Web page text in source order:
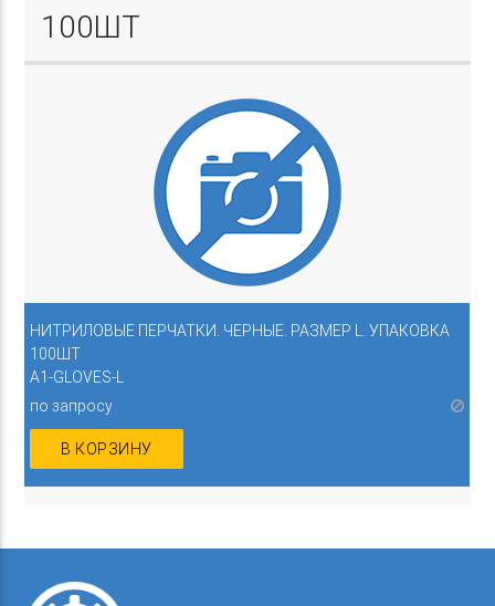
100ШТ
НИТРИЛОВЫЕ ПЕРЧАТКИ. ЧЕРНЫЕ. РАЗМЕР L. УПАКОВКА
100ШТ
A1-GLOVES-L
по запросу
В КОРЗИНУ